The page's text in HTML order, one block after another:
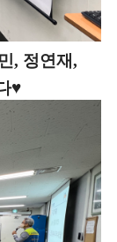
, 정연재,
♥